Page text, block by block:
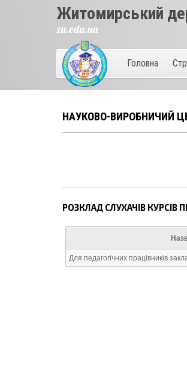
Житомирський
zu.edu.ua
Головна
НАУКОВО-ВИРОБНИЧИЙ
РОЗКЛАД СЛУХАЧІВ КУРСІВ
Для педагогічних працівників